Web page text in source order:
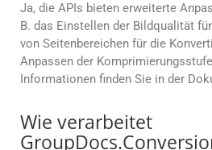
Ja, die APIs bieten erweiterte
B. das Einstellen der Bildqualität
von Seitenbereichen für die
Anpassen der
Informationen finden Sie in der
Wie verarbeitet